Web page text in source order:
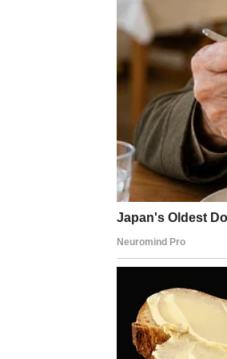
U ljubavi je važno
Lav
Savet zvezda:
Lavovi ponekad
priliku da pokažete
Ako se pojavi
Devica
Savet zvezda:Ne
Device često žele